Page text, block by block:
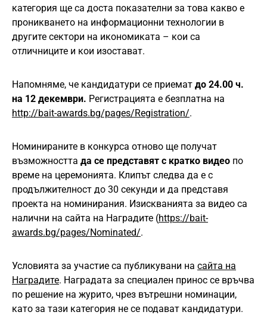
категория ще са доста показателни за това какво е
проникването на информационни технологии в
другите сектори на икономиката – кои са
отличниците и кои изостават.
Напомняме, че кандидатури се приемат до 24.00 ч.
на 12 декември. Регистрацията е безплатна на
http://bait-awards.bg/pages/Registration/.
Номинираните в конкурса отново ще получат
възможността да се представят с кратко видео по
време на церемонията. Клипът следва да е с
продължителност до 30 секунди и да представя
проекта на номинирания. Изискванията за видео са
налични на сайта на Наградите (https://bait-
awards.bg/pages/Nominated/.
Условията за участие са публикувани на сайта на
Наградите. Наградата за специален принос се връчва
по решение на журито, чрез вътрешни номинации,
като за тази категория не се подават кандидатури.